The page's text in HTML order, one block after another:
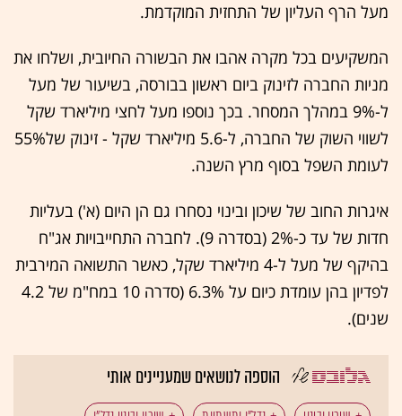
מעל הרף העליון של התחזית המוקדמת.
המשקיעים בכל מקרה אהבו את הבשורה החיובית, ושלחו את
מניות החברה לזינוק ביום ראשון בבורסה, בשיעור של מעל
ל-9% במהלך המסחר. בכך נוספו מעל לחצי מיליארד שקל
לשווי השוק של החברה, ל-5.6 מיליארד שקל - זינוק של55%
לעומת השפל בסוף מרץ השנה.
איגרות החוב של שיכון ובינוי נסחרו גם הן היום (א') בעליות
חדות של עד כ-2% (בסדרה 9). לחברה התחייבויות אג"ח
בהיקף של מעל ל-4 מיליארד שקל, כאשר התשואה המירבית
לפדיון בהן עומדת כיום על 6.3% (סדרה 10 במח"מ של 4.2
שנים).
הוספה לנושאים שמעניינים אותי